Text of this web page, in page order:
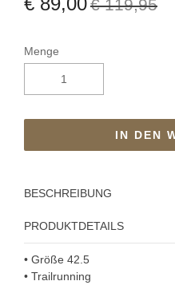
€ 119,95
Menge
IN DEN
BESCHREIBUNG
PRODUKTDETAILS
• Größe 42.5
• Trailrunning